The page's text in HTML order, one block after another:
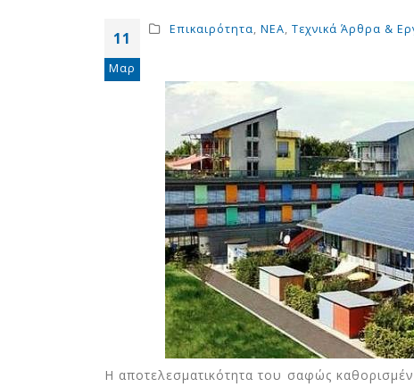
11
Μαρ
Επικαιρότητα, ΝΕΑ, Τεχνικά Άρθρα &
Η αποτελεσματικότητα του σαφώς